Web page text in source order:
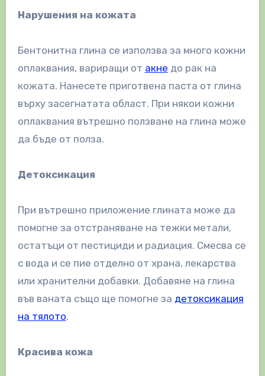
Нарушения на кожата
Бентонитна глина се използва за много кожни
оплаквания, вариращи от акне до рак на
кожата. Нанесете приготвена паста от глина
върху засегнатата област. При някои кожни
оплаквания вътрешно ползване на глина може
да бъде от полза.
Детоксикация
При вътрешно приложение глината може да
помогне за отстраняване на тежки метали,
остатъци от пестициди и радиация. Смесва се
с вода и се пие отделно от храна, лекарства
или хранителни добавки. Добавяне на глина
във ваната също ще помогне за детоксикация
на тялото.
Красива кожа